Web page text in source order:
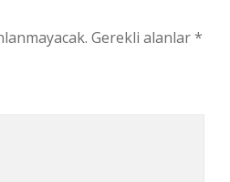
Gerekli alanlar*